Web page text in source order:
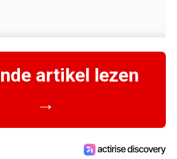
artikel lezen
→